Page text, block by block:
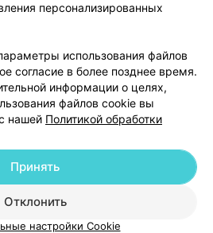
специалиста
Публичный договор
соглашение
Способы оплаты
персонализированных
использования файлов
согласие в более позднее время.
информации о целях,
файлов cookie вы
нашей Политикой обработки
Отклонить
Принять
настройки Cookie